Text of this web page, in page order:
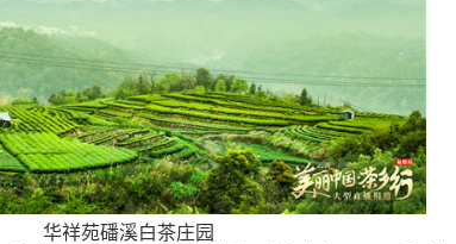
华祥苑磻溪白茶庄园